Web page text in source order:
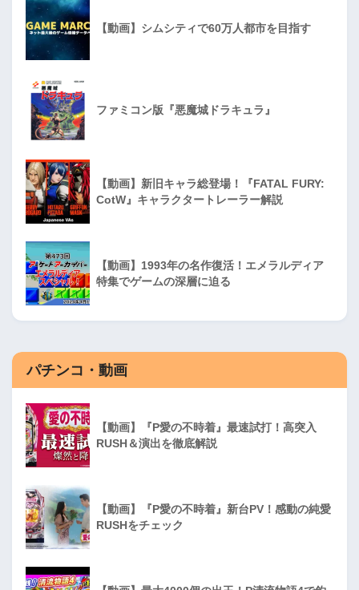
【動画】シムシティで60万人都市を目指す
ファミコン版『悪魔城ドラキュラ』
【動画】新旧キャラ総登場！『FATAL FURY:
CotW』キャラクタートレーラー解説
【動画】1993年の名作復活！エメラルディア
特集でゲームの深層に迫る
パチンコ・動画
【動画】『P愛の不時着』最速試打！高突入
RUSH＆演出を徹底解説
【動画】『P愛の不時着』新台PV！感動の純愛
RUSHをチェック